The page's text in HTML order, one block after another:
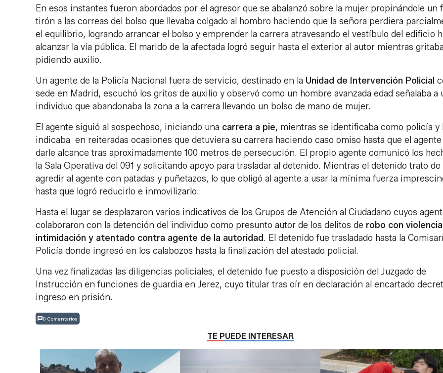
En esos instantes fueron abordados por el agresor que se abalanzó sobre la mujer propinándole un
tirón a las correas del bolso que llevaba colgado al hombro haciendo que la señora perdiera
el equilibrio, logrando arrancar el bolso y emprender la carrera atravesando el vestíbulo del edificio
alcanzar la vía pública. El marido de la afectada logró seguir hasta el exterior al autor mientras
pidiendo auxilio.
Un agente de la Policía Nacional fuera de servicio, destinado en la Unidad de Intervención Policial
sede en Madrid, escuchó los gritos de auxilio y observó como un hombre avanzada edad señalaba a
individuo que abandonaba la zona a la carrera llevando un bolso de mano de mujer.
El agente siguió al sospechoso, iniciando una carrera a pie, mientras se identificaba como policía y
indicaba en reiteradas ocasiones que detuviera su carrera haciendo caso omiso hasta que el
darle alcance tras aproximadamente 100 metros de persecución. El propio agente comunicó los
la Sala Operativa del 091 y solicitando apoyo para trasladar al detenido. Mientras el detenido trato de
agredir al agente con patadas y puñetazos, lo que obligó al agente a usar la mínima fuerza
hasta que logró reducirlo e inmovilizarlo.
Hasta el lugar se desplazaron varios indicativos de los Grupos de Atención al Ciudadano cuyos
colaboraron con la detención del individuo como presunto autor de los delitos de robo con
intimidación y atentado contra agente de la autoridad. El detenido fue trasladado hasta la
Policía donde ingresó en los calabozos hasta la finalización del atestado policial.
Una vez finalizadas las diligencias policiales, el detenido fue puesto a disposición del Juzgado de
Instrucción en funciones de guardia en Jerez, cuyo titular tras oír en declaración al encartado
ingreso en prisión.
0 Comentarios
TE PUEDE INTERESAR